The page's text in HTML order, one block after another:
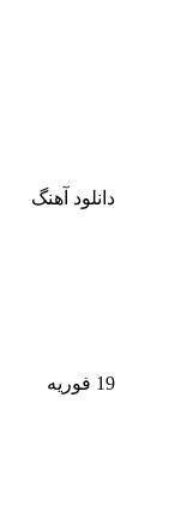
دانلود آهنگ
19 فوریه